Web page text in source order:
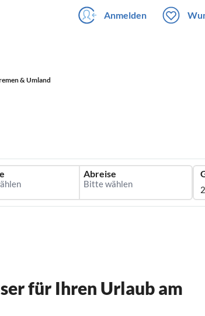
Anmelden
& Umland
Abreise
für Ihren Urlaub am